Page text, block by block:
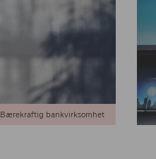
Bærekraftig bankvirksomhet